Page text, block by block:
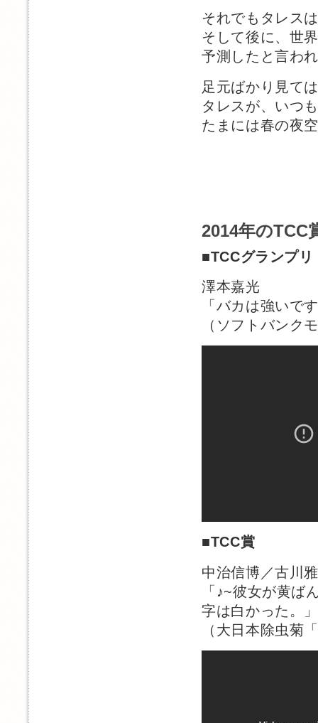
それでもタレス
そして後に、世
予測したと言わ
足元ばかり見て
タレスが、いつ
たまには春の夜
2014年のTCC
■TCCグランプリ
澤本嘉光
「バカは強いで
（ソフトバンク
■TCC賞
中治信博／古川
「♪~彼女が黄ば
字は白かった。
（大日本除虫菊